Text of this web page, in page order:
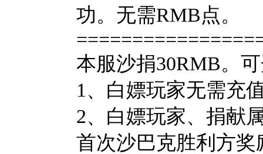
功。无需RMB点。
本服沙捐30RMB。
1、白嫖玩家无需充
2、白嫖玩家、捐献
首次沙巴克胜利方